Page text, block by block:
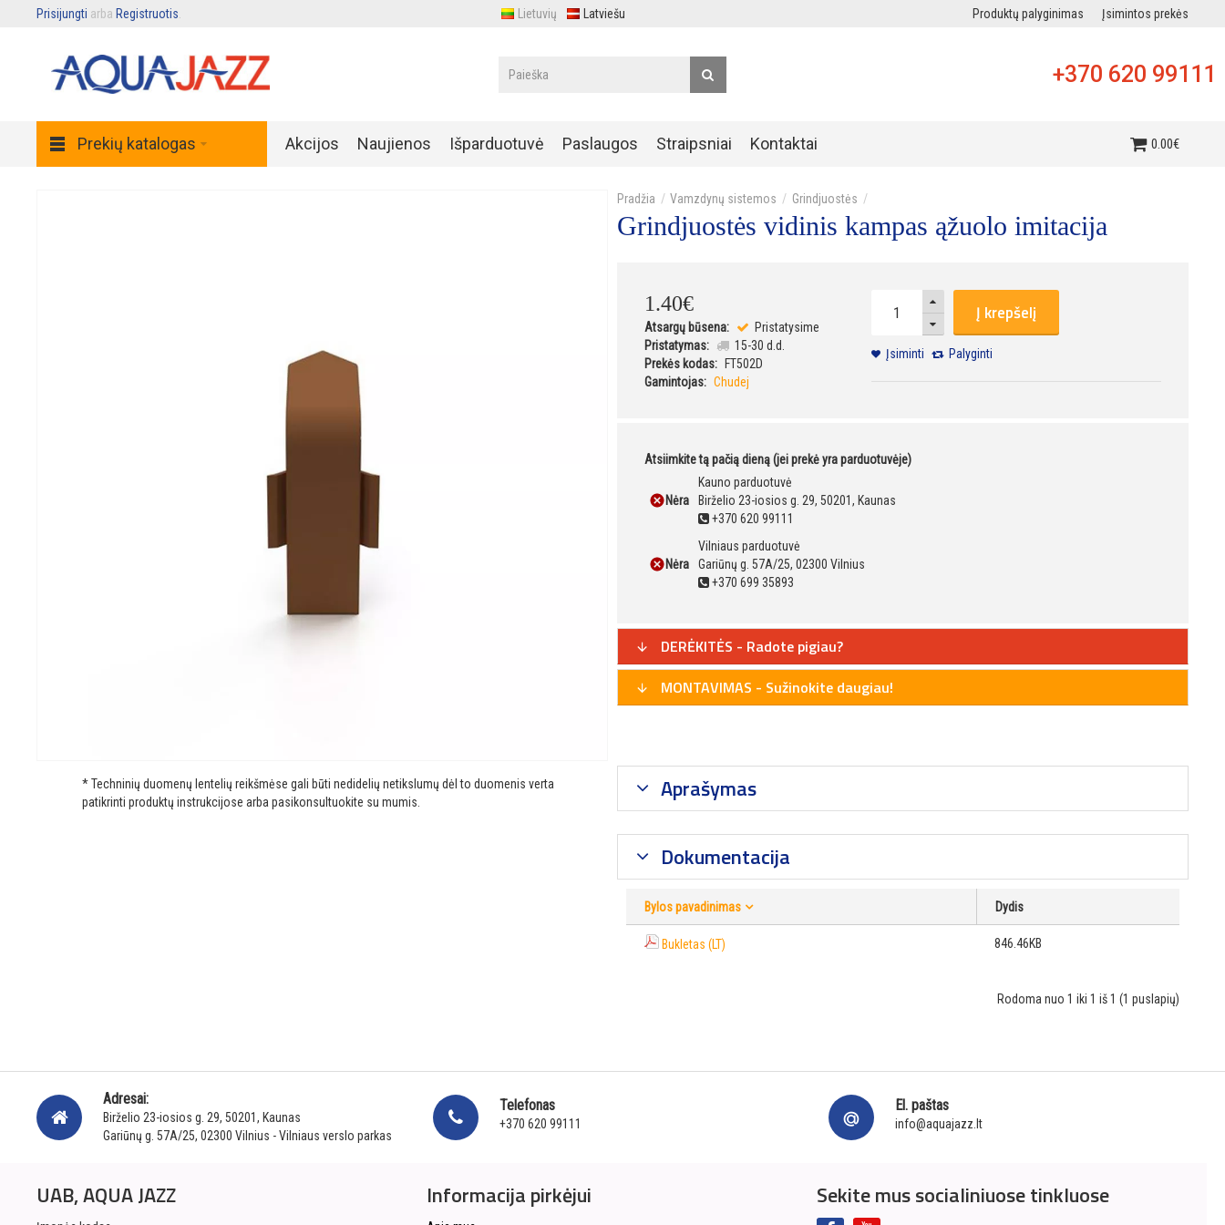
Prisijungti arba Registruotis Lietuvių Latviešu Produktų palyginimas Įsimintos prekės
+370 620 99111
Prekių katalogas Akcijos Naujienos Išparduotuvė Paslaugos Straipsniai Kontaktai 0.00€
Vamzdynų sistemos Grindjuostės
Grindjuostės vidinis kampas ąžuolo imitacija
1.40€
Atsargų būsena:
Pristatysime
Pristatymas:
15-30 d.d.
Prekės kodas:
FT502D
Gamintojas: Chudej
Į krepšelį
Įsiminti Palyginti
Atsiimkite tą pačią dieną (jei prekė yra parduotuvėje)
Nėra
Kauno parduotuvė
Birželio 23-iosios g. 29, 50201, Kaunas
+370 620 99111
Nėra
Vilniaus parduotuvė
Gariūnų g. 57A/25, 02300 Vilnius
+370 699 35893
DERĖKITĖS - Radote pigiau?
MONTAVIMAS - Sužinokite daugiau!
* Techninių duomenų lentelių reikšmėse gali būti nedidelių netikslumų dėl to duomenis verta
patikrinti produktų instrukcijose arba pasikonsultuokite su mumis.
Aprašymas
Dokumentacija
Bylos pavadinimas Dydis
Bukletas (LT) 846.46KB
Rodoma nuo 1 iki 1 iš 1 (1 puslapių)
Adresai:
Birželio 23-iosios g. 29, 50201, Kaunas
Gariūnų g. 57A/25, 02300 Vilnius - Vilniaus verslo parkas
Telefonas
+370 620 99111
El. paštas
info@aquajazz.lt
UAB, AQUA JAZZ Informacija pirkėjui Sekite mus socialiniuose tinkluose